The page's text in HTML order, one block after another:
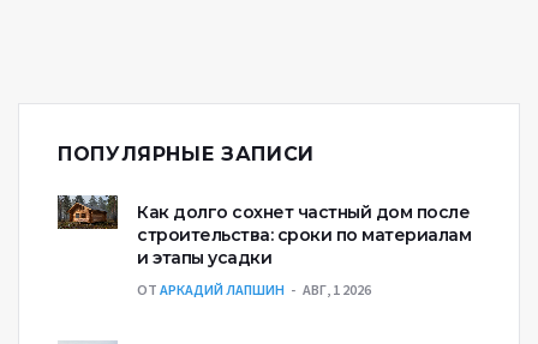
планирует строить дом с нуля или просто
ПОПУЛЯРНЫЕ ЗАПИСИ
Как долго сохнет частный дом после
строительства: сроки по материалам
и этапы усадки
ОТ АРКАДИЙ ЛАПШИН АВГ, 1 2026